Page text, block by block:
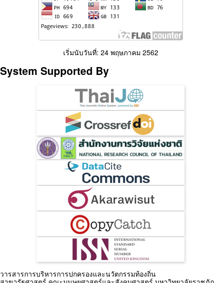
เริ่มนับวันที่: 24 พฤษภาคม 2562
System Supported By
วารสารการบริหารการปกครองและนวัตกรรมท้องถิ่น